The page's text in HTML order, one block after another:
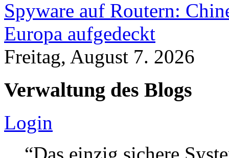
Spyware auf Routern:
Europa aufgedeckt
Freitag, August 7. 2026
Verwaltung des Blogs
Login